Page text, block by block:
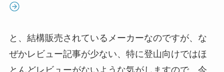
と、結構販売されているメーカーなのですが、な
ぜかレビュー記事が少ない、特に登山向けではほ
とんどレビューがないような気がしますので、今